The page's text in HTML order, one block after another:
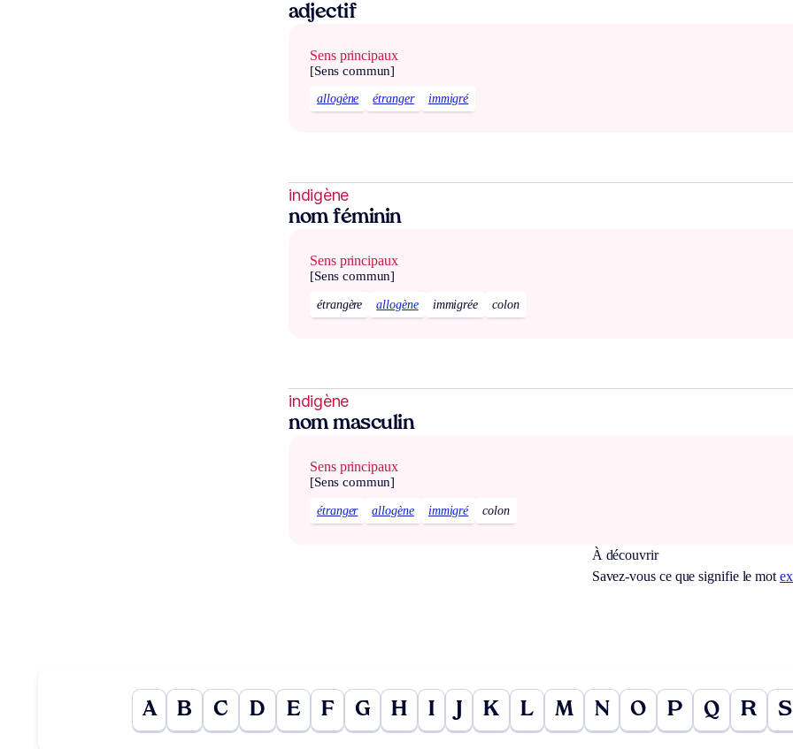
adjectif
Sens principaux
[Sens commun]
allogène étranger immigré
indigène
nom féminin
Sens principaux
[Sens commun]
étrangère allogène immigrée colon
indigène
nom masculin
Sens principaux
[Sens commun]
étranger allogène immigré colon
À découvrir
Savez-vous ce que signifie le mot
A B C D E F G H I J K L M N O P Q R S